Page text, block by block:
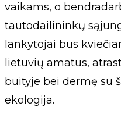
vaikams, o
tautodailininkų
lankytojai bus
lietuvių amatus,
buityje bei dermę su
ekologija.